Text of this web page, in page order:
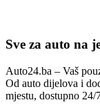
Sve za auto na
Auto24.ba – Vaš
Od auto dijelova i
mjestu, dostupno